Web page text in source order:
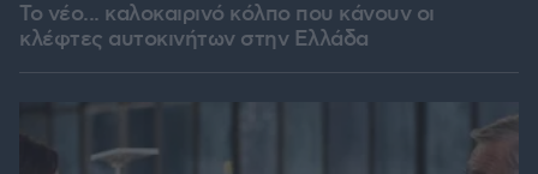
Το νέο... καλοκαιρινό κόλπο που κάνουν οι
κλέφτες αυτοκινήτων στην Ελλάδα